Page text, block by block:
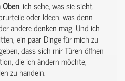
Oben, ich sehe, was sie sieht,
oder Ideen, was denn
andere denken mag. Und ich
ein paar Dinge für mich zu
dass sich mir Türen öffnen
die ich ändern möchte,
zu handeln.